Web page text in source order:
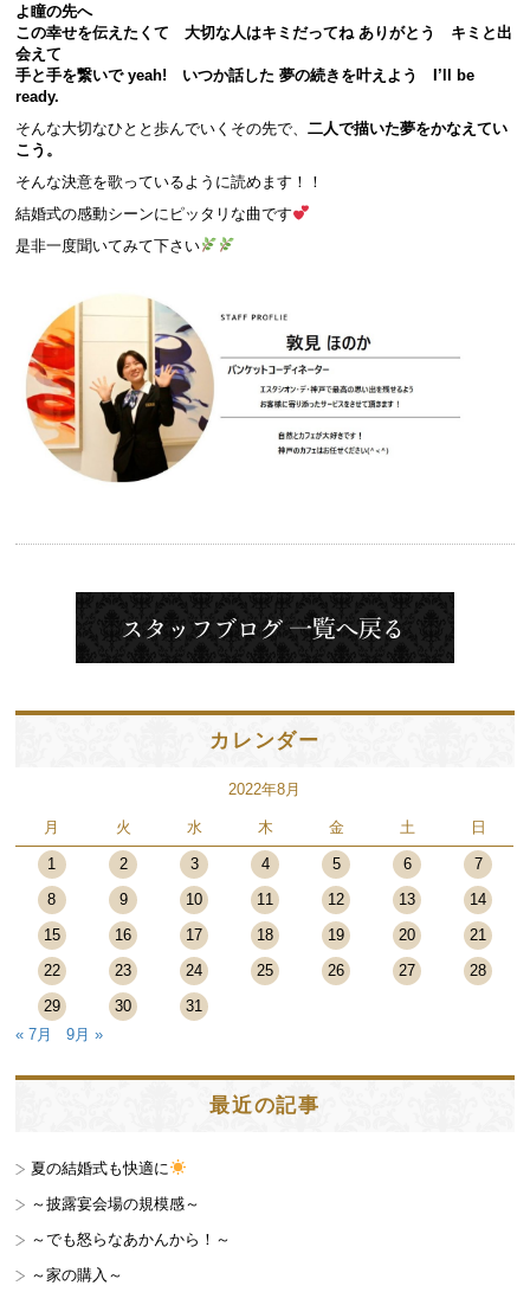
よ瞳の先へ
この幸せを伝えたくて 大切な人はキミだってね ありがとう キミと出
会えて
手と手を繋いで yeah! いつか話した 夢の続きを叶えよう I’ll be
ready.
そんな大切なひとと歩んでいくその先で、二人で描いた夢をかなえてい
こう。
そんな決意を歌っているように読めます！！
結婚式の感動シーンにピッタリな曲です
是非一度聞いてみて下さい
カレンダー
2022年8月
月 火 水 木 金 土 日
1 2 3 4 5 6
7
8
9 10 11 12 13
14
15
16 17 18 19 20
21
22
23 24 25 26 27
28
29
30
31
« 7月
9月 »
最近の記事
夏の結婚式も快適に
～披露宴会場の規模感～
～でも怒らなあかんから！～
～家の購入～